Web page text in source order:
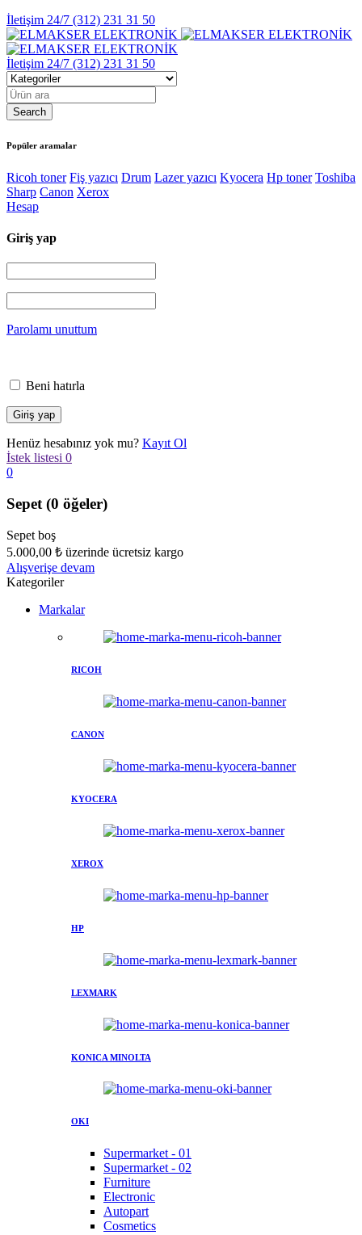
İletişim 24/7 (312) 231 31 50
İletişim 24/7 (312) 231 31 50
Popüler aramalar
Ricoh toner Fiş yazıcı Drum Lazer yazıcı Kyocera Hp toner Toshiba
Sharp Canon Xerox
Hesap
Giriş yap
Parolamı unuttum
Beni hatırla
Henüz hesabınız yok mu? Kayıt Ol
İstek listesi 0
0
Sepet (0 öğeler)
Sepet boş
5.000,00 ₺ üzerinde ücretsiz kargo
Alışverişe devam
Kategoriler
Markalar
RICOH
CANON
KYOCERA
XEROX
HP
LEXMARK
KONICA MINOLTA
OKI
Supermarket - 01
Supermarket - 02
Furniture
Electronic
Autopart
Cosmetics